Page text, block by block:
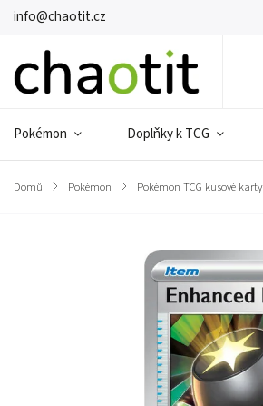
info@chaotit.cz
Pokémon Doplňky k TCG
Domů / Pokémon / Pokémon TCG kusové karty